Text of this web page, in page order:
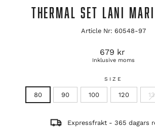
THERMAL SET LANI
Article Nr: 60548-97
Ordinarie
pris
679 kr
Inklusive moms
SIZE
80 90 100 120
Expressfrakt - 365 dagars